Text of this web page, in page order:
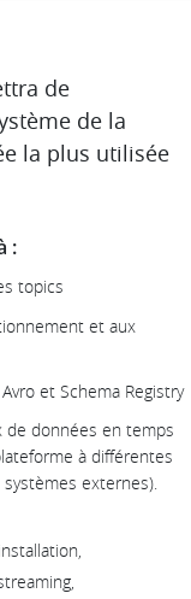
de
de la
la plus utilisée
:
topics
et aux
et Schema Registry
de données en temps
à différentes
externes).